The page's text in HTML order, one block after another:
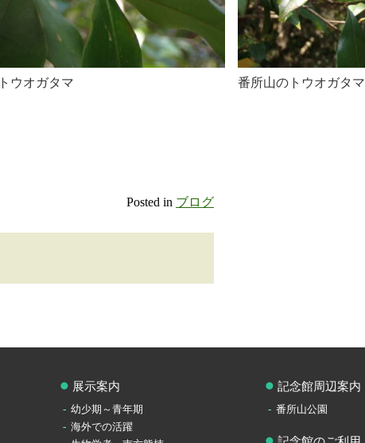
ウオガタマ 番所山のトウオガタマ
Posted in ブログ
展示案内
幼少期～青年期
海外での活躍
記念館周辺案内
番所山公園